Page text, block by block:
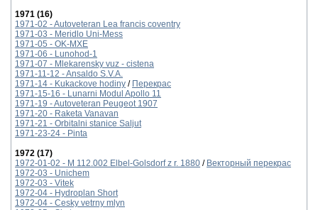
1971 (16)
1971-02 - Autoveteran Lea francis coventry
1971-03 - Meridlo Uni-Mess
1971-05 - OK-MXE
1971-06 - Lunohod-1
1971-07 - Mlekarensky vuz - cistena
1971-11-12 - Ansaldo S.V.A.
1971-14 - Kukackove hodiny / Перекрас
1971-15-16 - Lunarni Modul Apollo 11
1971-19 - Autoveteran Peugeot 1907
1971-20 - Raketa Vanavan
1971-21 - Orbitalni stanice Saljut
1971-23-24 - Pinta
1972 (17)
1972-01-02 - M 112.002 Elbel-Golsdorf z r. 1880 / Векторный перекрас
1972-03 - Unichem
1972-03 - Vitek
1972-04 - Hydroplan Short
1972-04 - Cesky vetrny mlyn